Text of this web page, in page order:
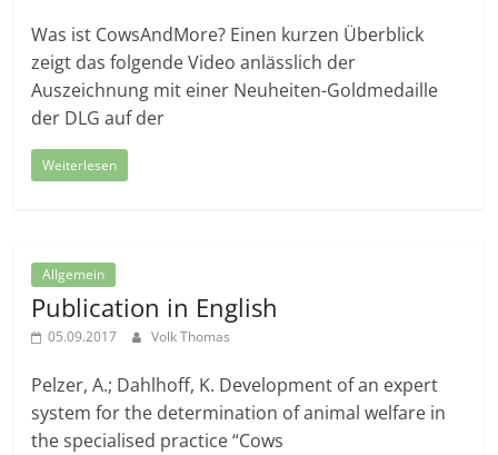
Was ist CowsAndMore? Einen kurzen Überblick
zeigt das folgende Video anlässlich der
Auszeichnung mit einer Neuheiten-Goldmedaille
der DLG auf der
Weiterlesen
Allgemein
Publication in English
05.09.2017 Volk Thomas
Pelzer, A.; Dahlhoff, K. Development of an expert
system for the determination of animal welfare in
the specialised practice “Cows